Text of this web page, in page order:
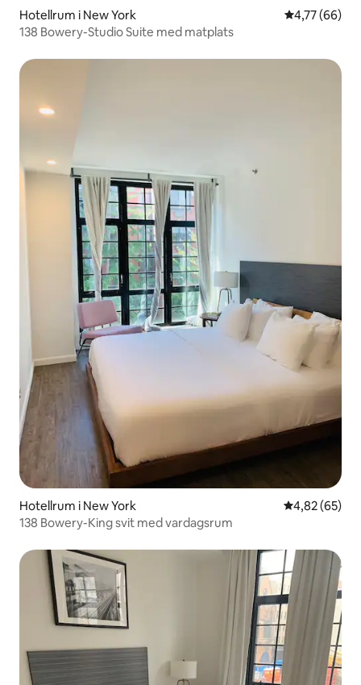
Hotellrum i New York 4,77 av 5 i
4,77 (66)
138 Bowery-Studio Suite med matplats
Hotellrum i New York 4,82 av 5 i
4,82 (65)
138 Bowery-King svit med vardagsrum